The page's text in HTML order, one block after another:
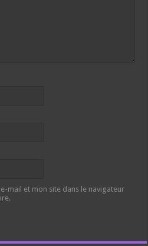
mail et mon site dans le navigateur